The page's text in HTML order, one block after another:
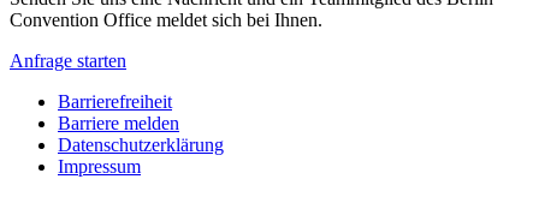
Convention Office meldet sich bei Ihnen.
Anfrage starten
Metanavigation
Barrierefreiheit
Barriere melden
Datenschutzerklärung
Impressum